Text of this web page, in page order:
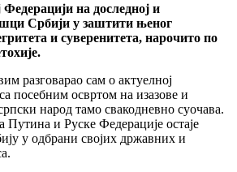
на доследној и
Србији у заштити њеног
и суверенитета, нарочито по
разговарао сам о актуелној
посебним освртом на изазове и
народ тамо свакодневно суочава.
и Руске Федерације остаје
у одбрани својих државних и